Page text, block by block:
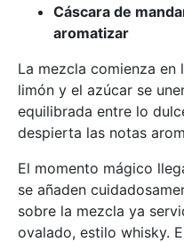
Cáscara de
aromatizar
La mezcla comienza
limón y el azúcar se
equilibrada entre lo
despierta las notas
El momento mágico
se añaden
sobre la mezcla ya
ovalado, estilo whisky.